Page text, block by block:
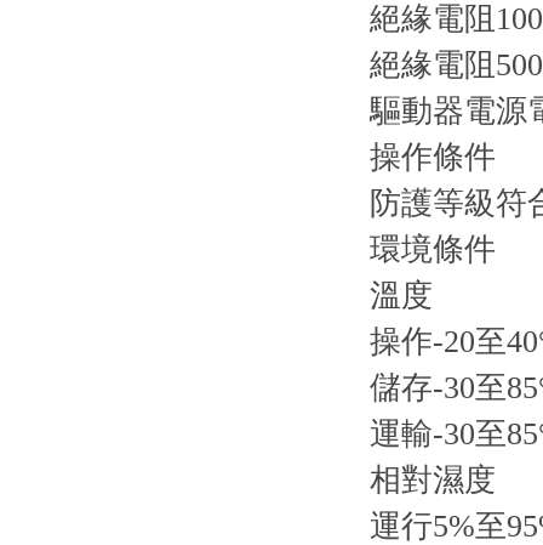
絕緣電阻
絕緣電阻
驅動器電源
操作條件
防護等級符
環境條件
溫度
操作-20至
儲存-30至
運輸-30至
相對濕度
運行5%至